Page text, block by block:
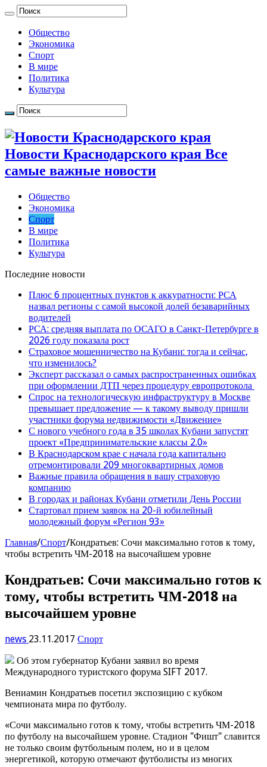
Общество
Экономика
Спорт
В мире
Политика
Культура
Новости Краснодарского края Все
самые важные новости
Общество
Экономика
Спорт
В мире
Политика
Культура
Последние новости
Плюс 6 процентных пунктов к аккуратности: РСА
назвал регионы с самой высокой долей безаварийных
водителей
РСА: средняя выплата по ОСАГО в Санкт-Петербурге в
2026 году показала рост
Страховое мошенничество на Кубани: тогда и сейчас,
что изменилось?
Эксперт рассказал о самых распространенных ошибках
при оформлении ДТП через процедуру европротокола
Спрос на технологическую инфраструктуру в Москве
превышает предложение — к такому выводу пришли
участники форума недвижимости «Движение»
С нового учебного года в 35 школах Кубани запустят
проект «Предпринимательские классы 2.0»
В Краснодарском крае с начала года капитально
отремонтировали 209 многоквартирных домов
Важные правила обращения в вашу страховую
компанию
В городах и районах Кубани отметили День России
Стартовал прием заявок на 20-й юбилейный
молодежный форум «Регион 93»
Главная/Спорт/Кондратьев: Сочи максимально готов к тому,
чтобы встретить ЧМ-2018 на высочайшем уровне
Кондратьев: Сочи максимально готов к
тому, чтобы встретить ЧМ-2018 на
высочайшем уровне
news 23.11.2017 Спорт
Об этом губернатор Кубани заявил во время
Международного туристского форума SIFT 2017.
Вениамин Кондратьев посетил экспозицию с кубком
чемпионата мира по футболу.
«Сочи максимально готов к тому, чтобы встретить ЧМ-2018
по футболу на высочайшем уровне. Стадион "Фишт" славится
не только своим футбольным полем, но и в целом
энергетикой, которую отмечают футболисты из многих